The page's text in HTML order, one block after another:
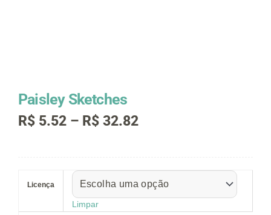
Paisley Sketches
R$ 5.52 – R$ 32.82Faixa
através
R$ 32.82
Licença
Limpar
quantidade